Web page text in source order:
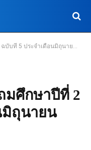
5 ประจำเดือนมิถุนายน 2566
มศึกษาปีที่ 2
มิถุนายน